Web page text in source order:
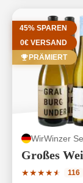
45% SPAREN
0€ VERSAND
PRÄMIERT
WirWinzer
Großes
★★★★★
★ 116